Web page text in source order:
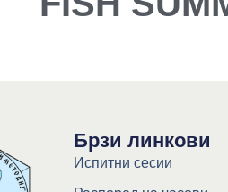
Брзи линкови
Испитни сесии